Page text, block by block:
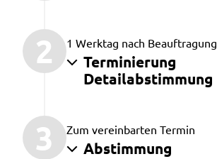
2 1 Werktag nach Beauftragung
Terminierung
Detailabstimmung
3 Zum vereinbarten Termin
Abstimmung